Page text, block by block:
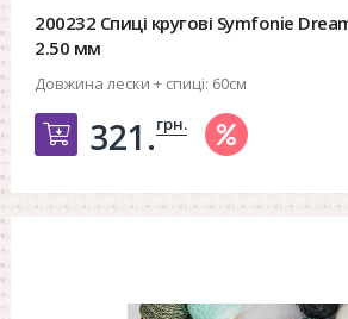
200232 Спиці кругові Symfonie
2.50 мм
Довжина лески + спиці: 60см
Добавить в корзину
321.грн.